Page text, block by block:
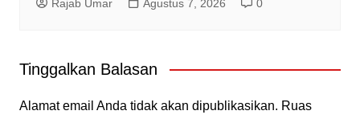
Rajab Umar Agustus 7, 2026 0
Tinggalkan Balasan
Alamat email Anda tidak akan dipublikasikan. Ruas